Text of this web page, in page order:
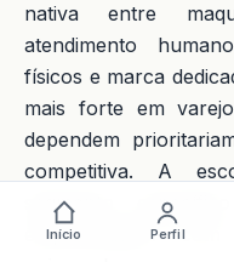
nativa entre
atendimento
físicos e marca
mais forte em
dependem
competitiva. A
segmento
empreendedor
Início Perfil